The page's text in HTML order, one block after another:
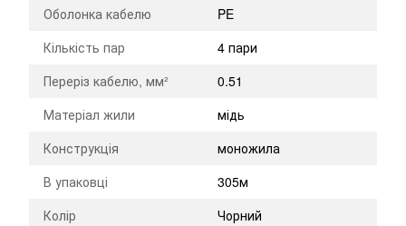
Оболонка кабелю
PE
Кількість пар
4 пари
Переріз кабелю, мм²
0.51
Матеріал жили
мідь
Конструкція
моножила
В упаковці
305м
Колір
Чорний